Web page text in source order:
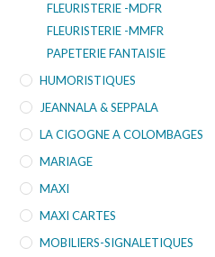
FLEURISTERIE -MDFR
FLEURISTERIE -MMFR
PAPETERIE FANTAISIE
HUMORISTIQUES
JEANNALA & SEPPALA
LA CIGOGNE A COLOMBAGES
MARIAGE
MAXI
MAXI CARTES
MOBILIERS-SIGNALETIQUES